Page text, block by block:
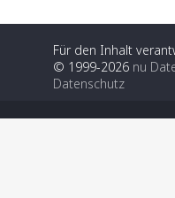
Für den Inhalt
© 1999-2026 nu
Datenschutz